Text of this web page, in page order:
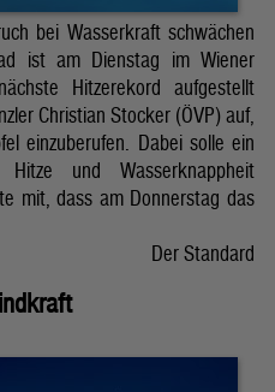
bei Wasserkraft schwächen
ist am Dienstag im Wiener
Hitzerekord aufgestellt
Christian Stocker (ÖVP) auf,
einzuberufen. Dabei solle ein
und Wasserknappheit
mit, dass am Donnerstag das
Der Standard